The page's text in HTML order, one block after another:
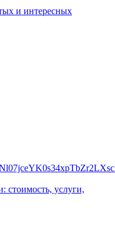
и интересных
стоимость, услуги,